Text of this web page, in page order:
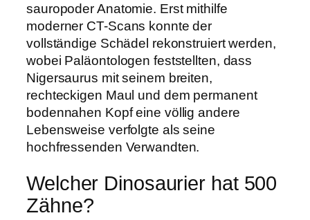
sauropoder Anatomie. Erst mithilfe
moderner CT-Scans konnte der
vollständige Schädel rekonstruiert werden,
wobei Paläontologen feststellten, dass
Nigersaurus mit seinem breiten,
rechteckigen Maul und dem permanent
bodennahen Kopf eine völlig andere
Lebensweise verfolgte als seine
hochfressenden Verwandten.
Welcher Dinosaurier hat 500
Zähne?